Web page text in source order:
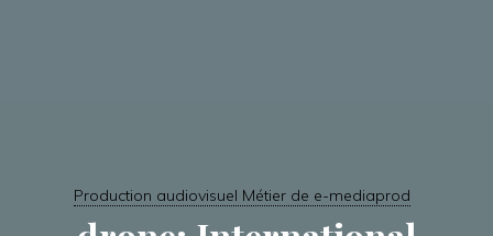
Production audiovisuel Métier de e-mediaprod